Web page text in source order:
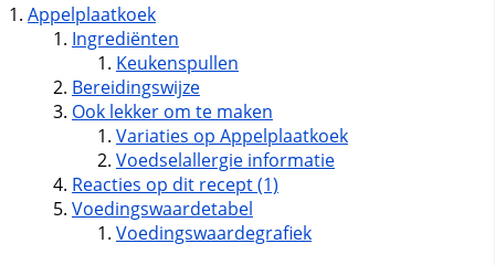
Appelplaatkoek
Ingrediënten
Keukenspullen
Bereidingswijze
Ook lekker om te maken
Variaties op Appelplaatkoek
Voedselallergie informatie
Reacties op dit recept (1)
Voedingswaardetabel
Voedingswaardegrafiek